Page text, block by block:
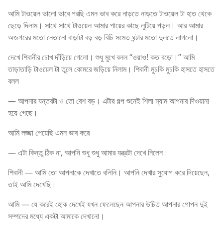
আমি টাওয়েল ভালো ভাবে পরছি এমন ভাব করে নাড়তে নাড়তে টাওয়েল টা হাত থেকে
ছেড়ে দিলাম। সাথে সাথে টাওয়েল আমার পায়ের কাছে লুটিয়ে পড়ল। আর আমার
অজগরের মতো নেতানো বাড়াটা বড় বড় বিচি সমেত ঘন্টার মতো দুলতে লাগলো।
দেখে শিবানীর চোখ দাঁড়িয়ে গেলো। শুধু মুখে বলল “ওয়াও! কত বড়ো।” আমি
তাড়াতাড়ি টাওয়েল টা তুলে কোমরে জড়িয়ে নিলাম। শিবানী মুচকি মুচকি হাসতে হাসতে
বলল
— আপনার যন্তরটা ও তো বেশ বড়। এটার গল্প শুনেই শিলা ম্যাম আপনার দিওয়ানা
হয়ে গেছে।
আমি লজ্জা পেয়েছি এমন ভাব করে
— এটা কিন্তু ঠিক না, আপনি শুধু শুধু আমার যন্ত্রটা দেখে নিলেন।
শিবানী — আমি তো আপনাকে দেখাতে বলিনি। আপনি দেখার সুযোগ করে দিয়েছেন,
তাই আমি দেখেছি।
আমি — যে করেই হোক দেখেই যখন ফেলেছেন আপনার উচিত আপনার গোপন দুই
সম্পদের মধ্যে একটা আমাকে দেখানো।